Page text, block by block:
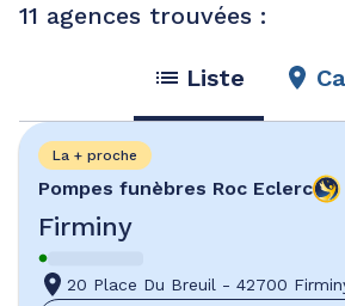
11 agences trouvées :
Liste
Pompes funèbres Roc Eclerc
Firminy
La + proche
20 Place Du Breuil - 42700